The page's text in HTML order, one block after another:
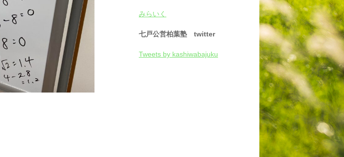
みらいく
七戸公営柏葉塾 twitter
Tweets by kashiwabajuku